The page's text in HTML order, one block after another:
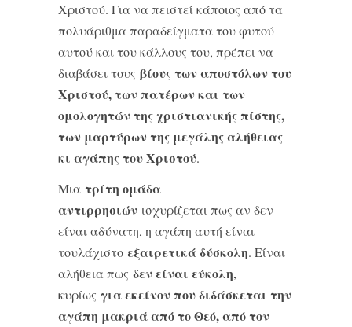
Χριστού. Για να πειστεί κάποιος από τα
πολυάριθμα παραδείγματα του φυτού
αυτού και του κάλλους του, πρέπει να
διαβάσει τους βίους των αποστόλων του
Χριστού, των πατέρων και των
ομολογητών της χριστιανικής πίστης,
των μαρτύρων της μεγάλης αλήθειας
κι αγάπης του Χριστού.
Μια τρίτη ομάδα
αντιρρησιών ισχυρίζεται πως αν δεν
είναι αδύνατη, η αγάπη αυτή είναι
τουλάχιστο εξαιρετικά δύσκολη. Είναι
αλήθεια πως δεν είναι εύκολη,
κυρίως για εκείνον που διδάσκεται την
αγάπη μακριά από το Θεό, από τον